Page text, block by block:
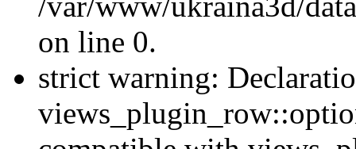
on line 0.
strict warning: